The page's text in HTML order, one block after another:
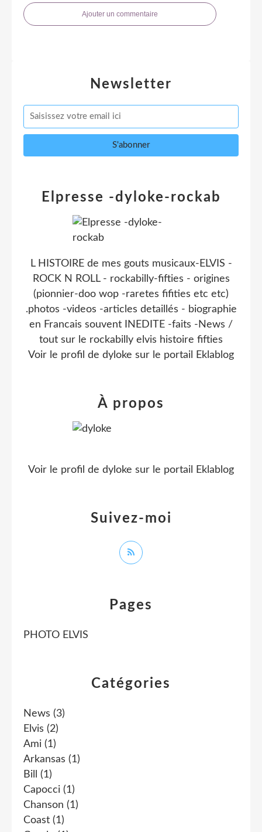
Ajouter un commentaire
Newsletter
Catégories
News (3)
Elvis (2)
Ami (1)
Arkansas (1)
Bill
(1)
Capocci (1)
Chanson (1)
Coast (1)
Pages
PHOTO ELVIS
Elpresse -dyloke-rockab
L HISTOIRE de mes gouts musicaux-ELVIS -
ROCK N ROLL - rockabilly-fifties - origines
(pionnier-doo wop -raretes fifities etc etc)
.photos -videos -articles detaillés - biographie
en Francais souvent INEDITE -faits -News /
tout sur le rockabilly elvis histoire fifties
Voir le profil de dyloke sur le portail Eklablog
Suivez-moi
À propos
Voir le profil de dyloke sur le portail Eklablog